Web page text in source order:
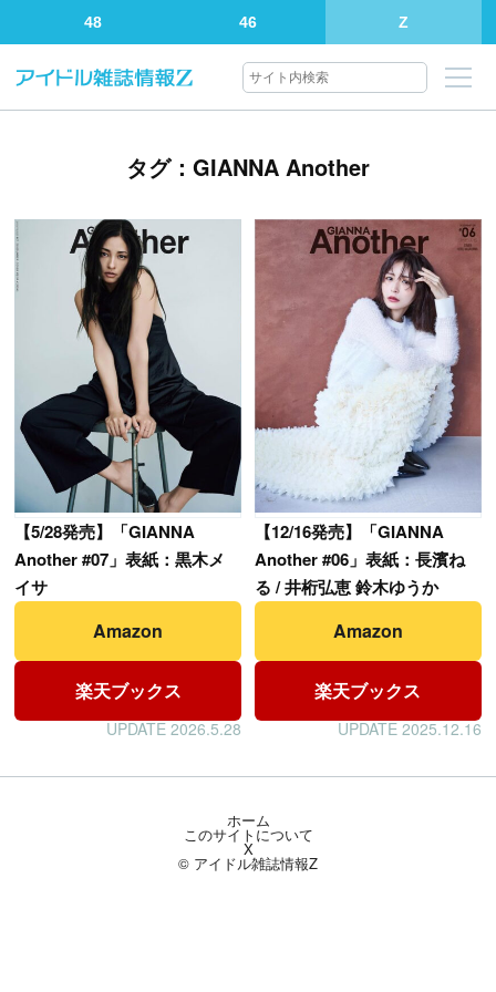
48 46 Z
タグ：GIANNA Another
【5/28発売】「GIANNA
Another #07」表紙：黒木メ
イサ
Amazon
楽天ブックス
UPDATE 2026.5.28
【12/16発売】「GIANNA
Another #06」表紙：長濱ね
る / 井桁弘恵 鈴木ゆうか
Amazon
楽天ブックス
UPDATE 2025.12.16
ホーム
このサイトについて
X
© アイドル雑誌情報Z